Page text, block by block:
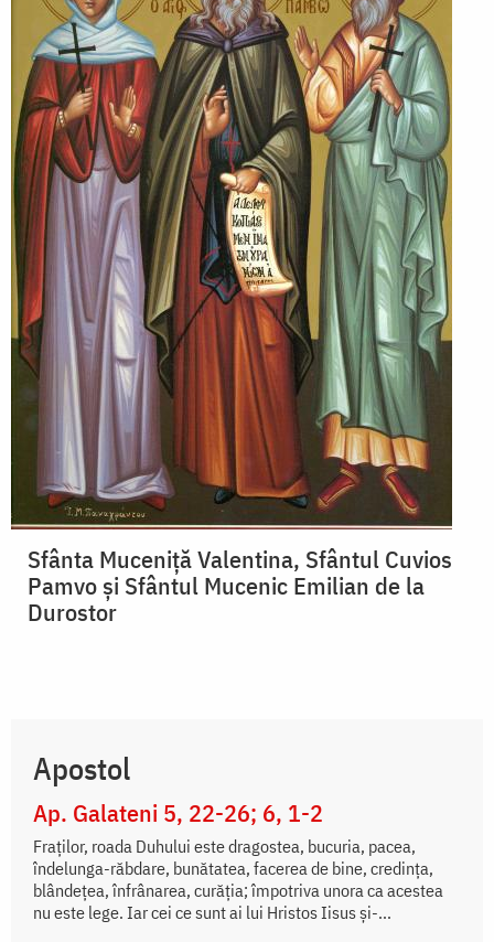
Sfânta Muceniță Valentina, Sfântul Cuvios
Pamvo și Sfântul Mucenic Emilian de la
Durostor
Apostol
Ap. Galateni 5, 22-26; 6, 1-2
Fraților, roada Duhului este dragostea, bucuria, pacea,
îndelunga-răbdare, bunătatea, facerea de bine, credința,
blândețea, înfrânarea, curăția; împotriva unora ca acestea
nu este lege. Iar cei ce sunt ai lui Hristos Iisus și-...